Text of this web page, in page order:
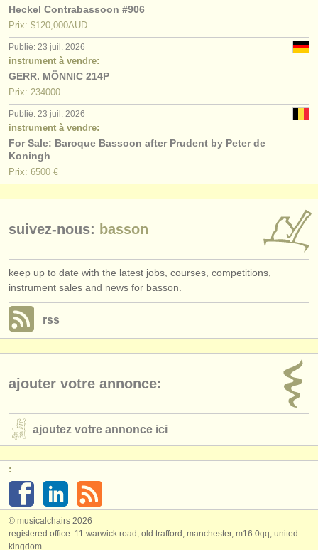
Heckel Contrabassoon #906
Prix: $120,000AUD
Publié: 23 juil. 2026
instrument à vendre:
GERR. MÖNNIC 214P
Prix: 234000
Publié: 23 juil. 2026
instrument à vendre:
For Sale: Baroque Bassoon after Prudent by Peter de
Koningh
Prix: 6500 €
suivez-nous: basson
keep up to date with the latest jobs, courses, competitions,
instrument sales and news for basson.
rss
ajouter votre annonce:
ajoutez votre annonce ici
:
© musicalchairs 2026
registered office: 11 warwick road, old trafford, manchester, m16 0qq, united
kingdom.